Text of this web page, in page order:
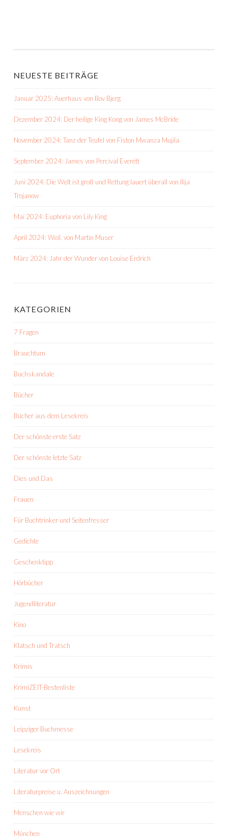
NEUESTE BEITRÄGE
Januar 2025: Auerhaus von Bov Bjerg
Dezember 2024: Der heilige King Kong von James McBride
November 2024: Tanz der Teufel von Fiston Mwanza Mujila
September 2024: James von Percival Everett
Juni 2024: Die Welt ist groß und Rettung lauert überall von Ilija
Trojanow
Mai 2024: Euphoria von Lily King
April 2024: Weil. von Martin Muser
März 2024: Jahr der Wunder von Louise Erdrich
KATEGORIEN
7 Fragen
Brauchtum
Buchskandale
Bücher
Bücher aus dem Lesekreis
Der schönste erste Satz
Der schönste letzte Satz
Dies und Das
Frauen
Für Buchtrinker und Seitenfresser
Gedichte
Geschenktipp
Hörbücher
Jugendliteratur
Kino
Klatsch und Tratsch
Krimis
KrimiZEIT-Bestenliste
Kunst
Leipziger Buchmesse
Lesekreis
Literatur vor Ort
Literaturpreise u. Auszeichnungen
Menschen wie wir
München